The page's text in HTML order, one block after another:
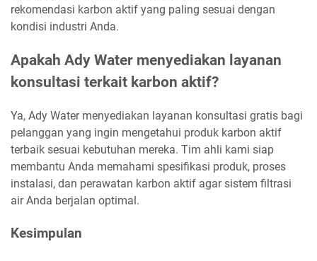
rekomendasi karbon aktif yang paling sesuai dengan
kondisi industri Anda.
Apakah Ady Water menyediakan layanan
konsultasi terkait karbon aktif?
Ya, Ady Water menyediakan layanan konsultasi gratis bagi
pelanggan yang ingin mengetahui produk karbon aktif
terbaik sesuai kebutuhan mereka. Tim ahli kami siap
membantu Anda memahami spesifikasi produk, proses
instalasi, dan perawatan karbon aktif agar sistem filtrasi
air Anda berjalan optimal.
Kesimpulan